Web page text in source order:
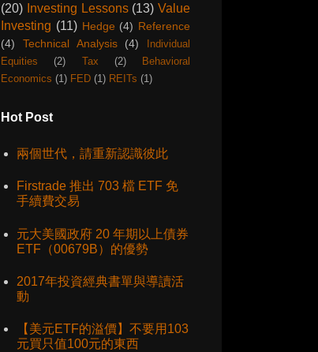
(20) Investing Lessons (13) Value
Investing (11) Hedge (4) Reference
(4)
Technical Analysis (4)
Individual
Equities
(2) Tax (2)
Behavioral
Economics (1) FED (1) REITs (1)
Hot Post
兩個世代，請重新認識彼此
Firstrade 推出 703 檔 ETF 免
手續費交易
元大美國政府 20 年期以上債券
ETF（00679B）的優勢
2017年投資經典書單與導讀活
動
【美元ETF的溢價】不要用103
元買只值100元的東西